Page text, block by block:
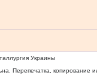
Украины
Перепечатка, копирование